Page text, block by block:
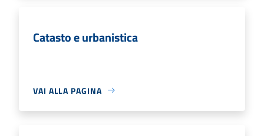
Catasto e urbanistica
VAI ALLA PAGINA